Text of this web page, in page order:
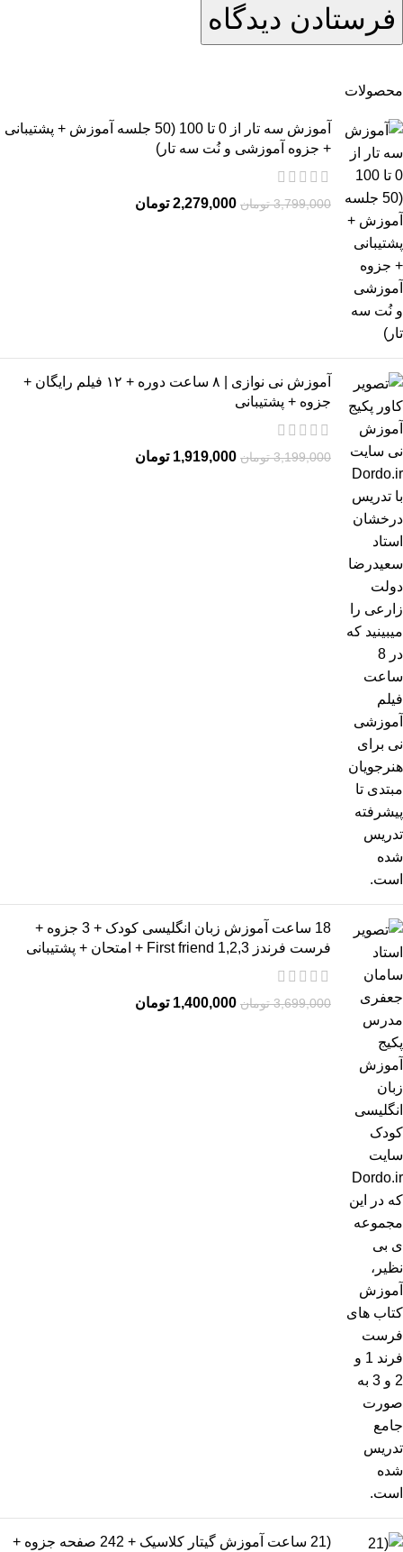
محصولات
آموزش سه تار از 0 تا 100 (50 جلسه آموزش + پشتیبانی
+ جزوه آموزشی و نُت سه تار)
3,799,000 تومان 2,279,000 تومان
آموزش نی نوازی | ۸ ساعت دوره + ۱۲ فیلم رایگان +
جزوه + پشتیبانی
3,199,000 تومان 1,919,000 تومان
18 ساعت آموزش زبان انگلیسی کودک + 3 جزوه +
فرست فرندز 2,3,First friend 1 + امتحان + پشتیبانی
3,699,000 تومان 1,400,000 تومان
(21 ساعت آموزش گیتار کلاسیک + 242 صفحه جزوه +